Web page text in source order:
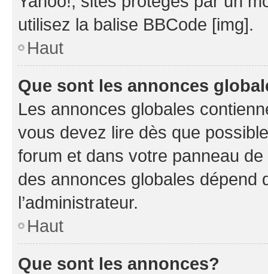
utilisez la balise BBCode [img].
Haut
Que sont les annonces
Les annonces globales
vous devez lire dès que
forum et dans votre panneau
des annonces globales dépend
l’administrateur.
Haut
Que sont les annonces?